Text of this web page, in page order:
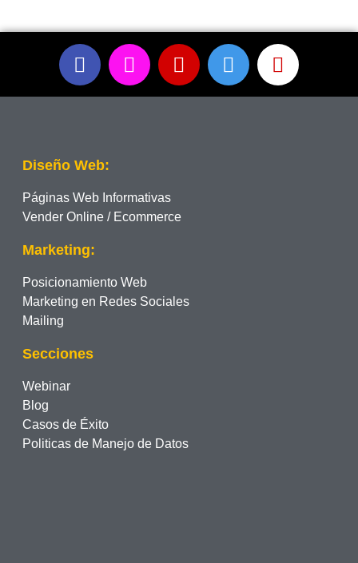
Diseño Web:
Páginas Web Informativas
Vender Online / Ecommerce
Marketing:
Posicionamiento Web
Marketing en Redes Sociales
Mailing
Secciones
Webinar
Blog
Casos de Éxito
Politicas de Manejo de Datos